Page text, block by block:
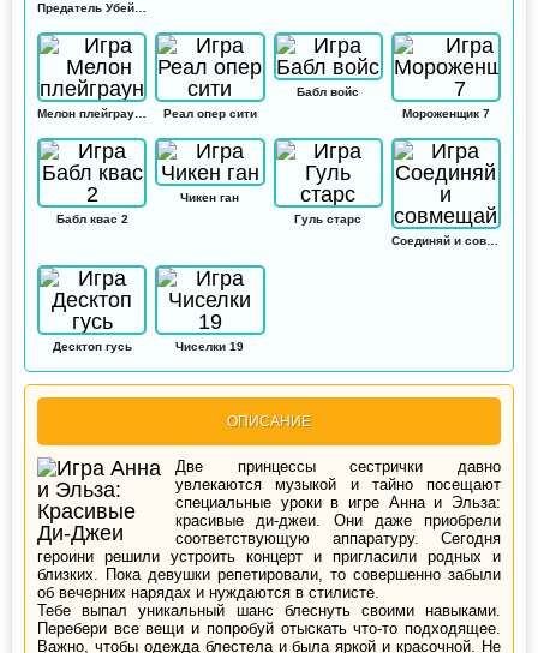
ОПИСАНИЕ
Две принцессы сестрички давно
увлекаются музыкой и тайно посещают
специальные уроки в игре Анна и Эльза:
красивые ди-джеи. Они даже приобрели
соответствующую аппаратуру. Сегодня
героини решили устроить концерт и пригласили родных и
близких. Пока девушки репетировали, то совершенно забыли
об вечерних нарядах и нуждаются в стилисте.
Тебе выпал уникальный шанс блеснуть своими навыками.
Перебери все вещи и попробуй отыскать что-то подходящее.
Важно, чтобы одежда блестела и была яркой и красочной. Не
Реал опер сити
Бабл войс
Мороженщик 7
Бабл квас 2
Чикен ган
Гуль старс
Соединяй и совмещай
Десктоп гусь Чиселки 19